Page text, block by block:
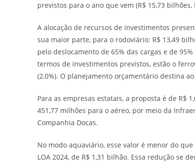
previstos para o ano que vem (R$ 15,73
A alocação de recursos de investimentos
sua maior parte, para o rodoviário: R$ 13,49
pelo deslocamento de 65% das cargas e de
termos de investimentos previstos, estão o
(2,0%). O planejamento orçamentário destina
Para as empresas estatais, a proposta é de R$
451,77 milhões para o aéreo, por meio da
Companhia Docas.
No modo aquaviário, esse valor é menor do
LOA 2024, de R$ 1,31 bilhão. Essa redução se